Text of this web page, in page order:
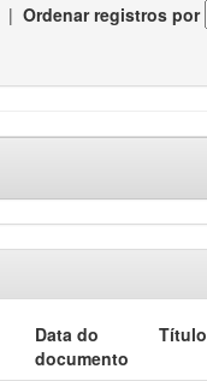
| Ordenar registros por
Data do
documento
Título